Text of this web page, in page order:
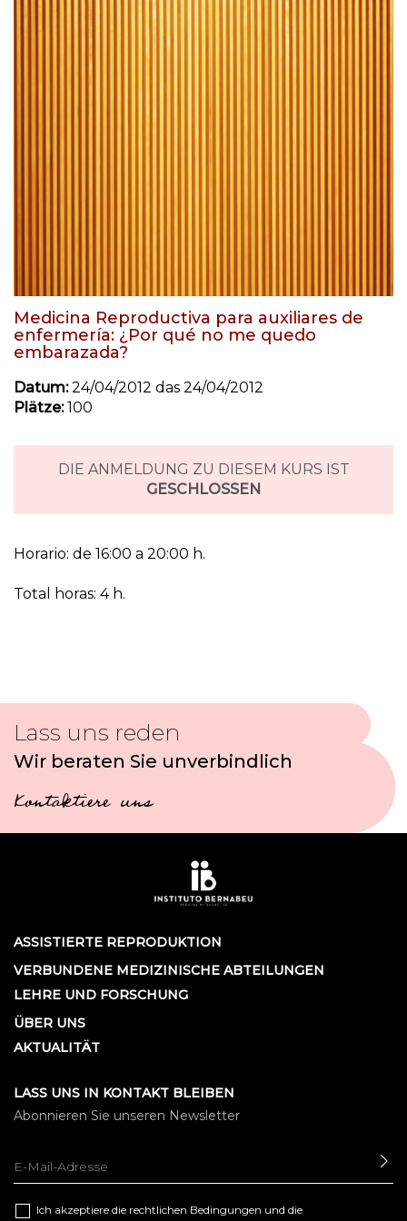
Medicina Reproductiva para auxiliares de
enfermería: ¿Por qué no me quedo
embarazada?
Datum:24/04/2012 das 24/04/2012
Plätze:100
DIE ANMELDUNG ZU DIESEM KURS IST
GESCHLOSSEN
Horario: de 16:00 a 20:00 h.
Total horas: 4 h.
Lass uns reden
Wir beraten Sie unverbindlich
Kontaktiere uns
ASSISTIERTE REPRODUKTION
VERBUNDENE MEDIZINISCHE ABTEILUNGEN
LEHRE UND FORSCHUNG
ÜBER UNS
AKTUALITÄT
LASS UNS IN KONTAKT BLEIBEN
Abonnieren Sie unseren Newsletter
Ich akzeptiere die rechtlichen Bedingungen und die